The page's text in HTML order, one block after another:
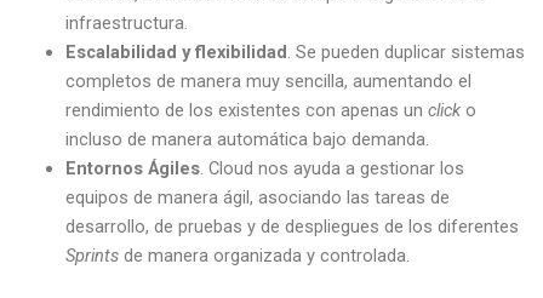
infraestructura.
Escalabilidad y flexibilidad. Se pueden duplicar sistemas
completos de manera muy sencilla, aumentando el
rendimiento de los existentes con apenas un clicko
incluso de manera automática bajo demanda.
Entornos Ágiles. Cloud nos ayuda a gestionar los
equipos de manera ágil, asociando las tareas de
desarrollo, de pruebas y de despliegues de los diferentes
Sprintsde manera organizada y controlada.